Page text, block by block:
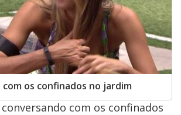
os confinados no jardim
com os confinados